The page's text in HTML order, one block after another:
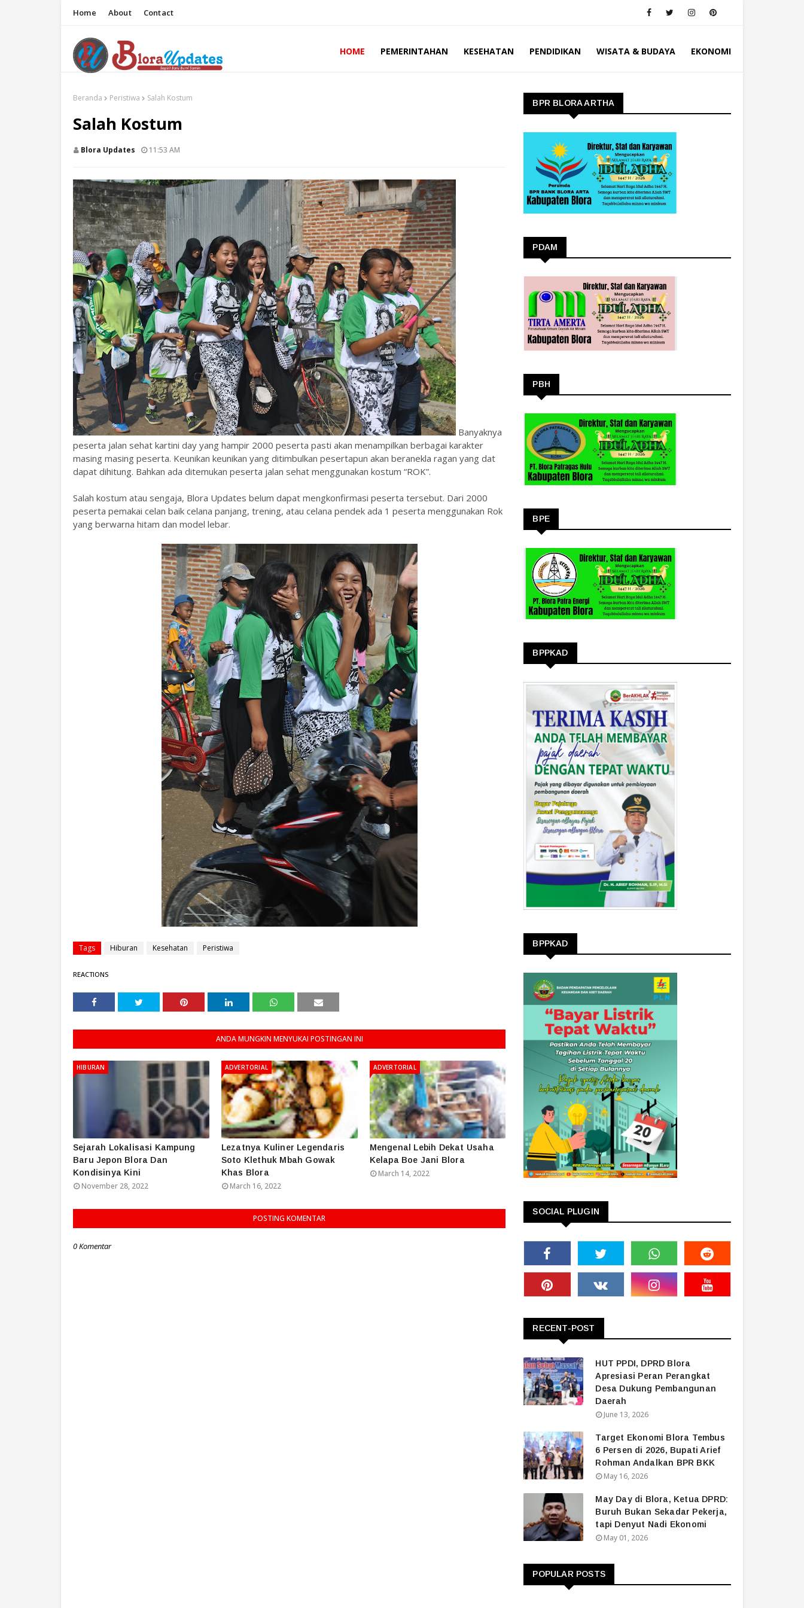
Home About Contact
HOME PEMERINTAHAN KESEHATAN PENDIDIKAN WISATA & BUDAYA EKONOMI
Beranda Peristiwa Salah Kostum
Salah Kostum
Blora Updates 11:53 AM
Banyaknya
peserta jalan sehat kartini day yang hampir 2000 peserta pasti akan menampilkan berbagai karakter
masing masing peserta. Keunikan keunikan yang ditimbulkan pesertapun akan beranekla ragan yang dat
dapat dihitung. Bahkan ada ditemukan peserta jalan sehat menggunakan kostum “ROK”.
Salah kostum atau sengaja, Blora Updates belum dapat mengkonfirmasi peserta tersebut. Dari 2000
peserta pemakai celan baik celana panjang, trening, atau celana pendek ada 1 peserta menggunakan Rok
yang berwarna hitam dan model lebar.
Tags Hiburan Kesehatan Peristiwa
REACTIONS
ANDA MUNGKIN MENYUKAI POSTINGAN INI
HIBURAN
Sejarah Lokalisasi Kampung
Baru Jepon Blora Dan
Kondisinya Kini
November 28, 2022
ADVERTORIAL
Lezatnya Kuliner Legendaris
Soto Klethuk Mbah Gowak
Khas Blora
March 16, 2022
ADVERTORIAL
Mengenal Lebih Dekat Usaha
Kelapa Boe Jani Blora
March 14, 2022
POSTING KOMENTAR
0 Komentar
BPR BLORA ARTHA
PDAM
PBH
BPE
BPPKAD
BPPKAD
SOCIAL PLUGIN
RECENT-POST
HUT PPDI, DPRD Blora
Apresiasi Peran Perangkat
Desa Dukung Pembangunan
Daerah
June 13, 2026
Target Ekonomi Blora Tembus
6 Persen di 2026, Bupati Arief
Rohman Andalkan BPR BKK
May 16, 2026
May Day di Blora, Ketua DPRD:
Buruh Bukan Sekadar Pekerja,
tapi Denyut Nadi Ekonomi
May 01, 2026
POPULAR POSTS